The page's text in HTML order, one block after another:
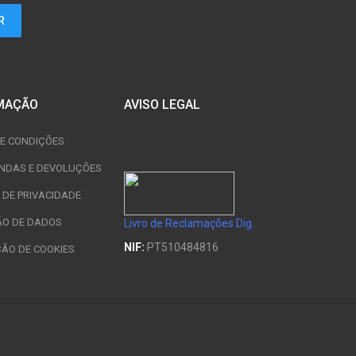
CONDIÇÕES
E DEVOLUÇÕES
DE PRIVACIDADE
DE DADOS
DE COOKIES
AVISO LEGAL
Livro de Reclamações Dig.
NIF: PT510484816